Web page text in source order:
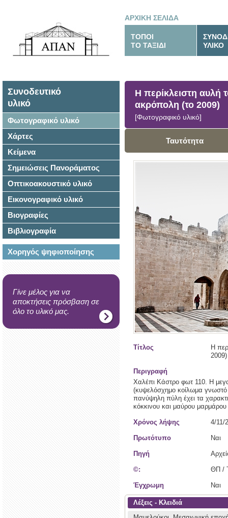
ΑΡΧΙΚΗ ΣΕΛΙΔΑ
ΤΟΠΟΙ
ΤΟ ΤΑΞΙΔΙ
ΥΛΙΚΟ
Συνοδευτικό
υλικό
Φωτογραφικό υλικό
Χάρτες
Κείμενα
Σημειώσεις Πανοράματος
Οπτικοακουστικό υλικό
Εικονογραφικό υλικό
Βιογραφίες
Βιβλιογραφία
Χορηγός ψηφιοποίησης
Γίνε μέλος για να
αποκτήσεις πρόσβαση σε
όλο το υλικό μας.
Η περίκλειστη αυλή
ακρόπολη (το 2009)
[Φωτογραφικό υλικό]
Ταυτότητα
Τίτλος
Η
2009)
Περιγραφή
Χαλέπι Κάστρο φωτ 110. Η
(κυψελόσχημο κοίλωμα γνωστό
πανύψηλη πύλη έχει τα
κόκκινου και μαύρου
Χρόνος λήψης 4/11/
Πρωτότυπο Ναι
Πηγή
©: ΘΠ /
Έγχρωμη Ναι
Λέξεις - Κλειδιά